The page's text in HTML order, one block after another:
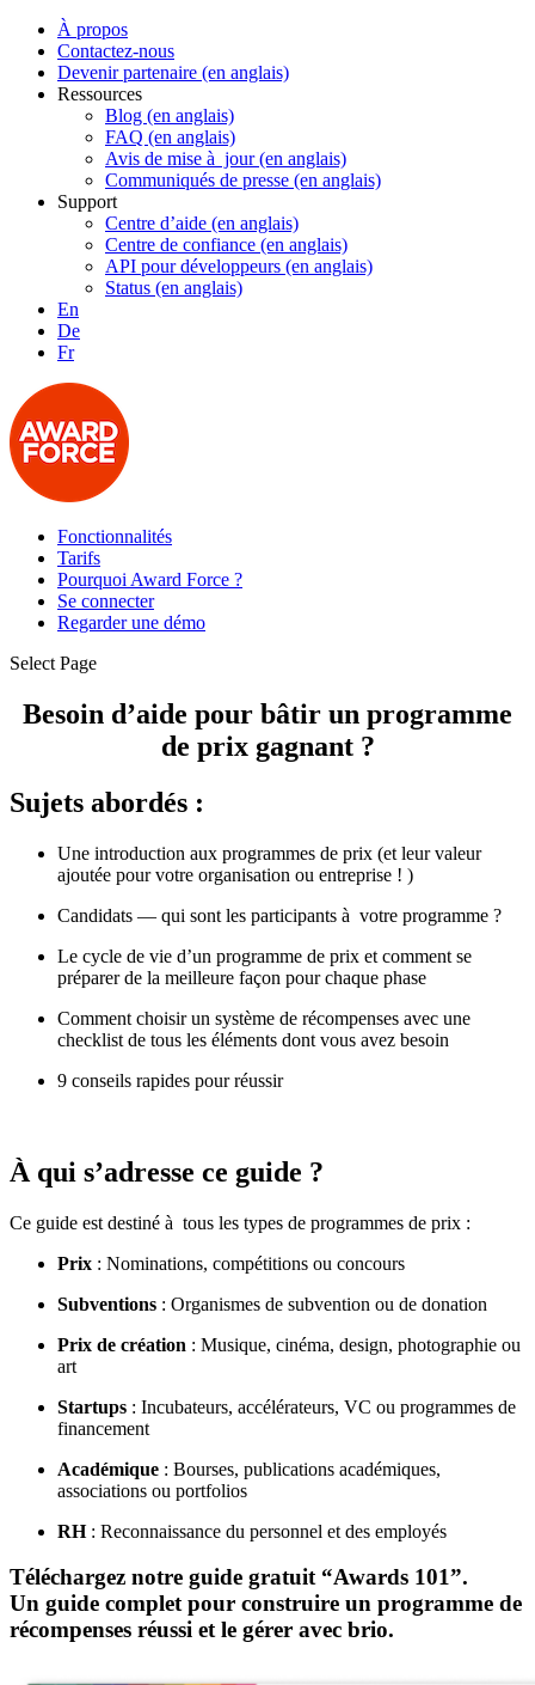
À propos
Contactez-nous
Devenir partenaire (en anglais)
Ressources
Blog (en anglais)
FAQ (en anglais)
Avis de mise à jour (en anglais)
Communiqués de presse (en anglais)
Support
Centre d’aide (en anglais)
Centre de confiance (en anglais)
API pour développeurs (en anglais)
Status (en anglais)
En
De
Fr
Fonctionnalités
Tarifs
Pourquoi Award Force ?
Se connecter
Regarder une démo
Select Page
Besoin d’aide pour bâtir un programme
de prix gagnant ?
Sujets abordés :
Une introduction aux programmes de prix (et leur valeur
ajoutée pour votre organisation ou entreprise ! )
Candidats — qui sont les participants à votre programme ?
Le cycle de vie d’un programme de prix et comment se
préparer de la meilleure façon pour chaque phase
Comment choisir un système de récompenses avec une
checklist de tous les éléments dont vous avez besoin
9 conseils rapides pour réussir
À qui s’adresse ce guide ?
Ce guide est destiné à tous les types de programmes de prix :
Prix : Nominations, compétitions ou concours
Subventions : Organismes de subvention ou de donation
Prix de création : Musique, cinéma, design, photographie ou
art
Startups : Incubateurs, accélérateurs, VC ou programmes de
financement
Académique : Bourses, publications académiques,
associations ou portfolios
RH : Reconnaissance du personnel et des employés
Téléchargez notre guide gratuit “Awards 101”.
Un guide complet pour construire un programme de
récompenses réussi et le gérer avec brio.